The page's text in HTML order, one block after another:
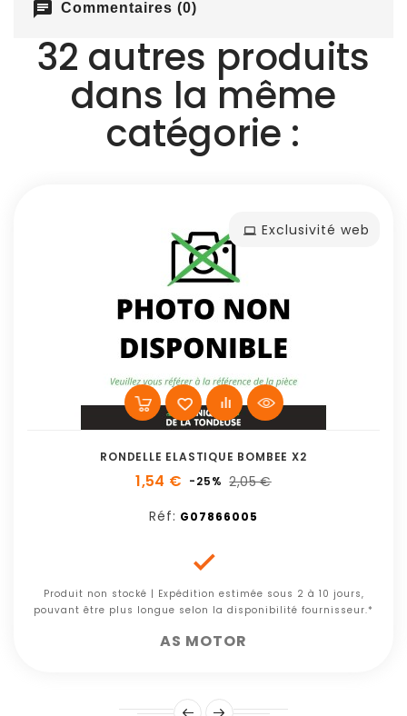
chat Commentaires (0)
32 autres produits
dans la même
catégorie :
Exclusivité web
RONDELLE ELASTIQUE BOMBEE X2
1,54 € -25% 2,05 €
Réf: G07866005

Produit non stocké | Expédition estimée sous 2 à 10 jours,
pouvant être plus longue selon la disponibilité fournisseur.*
AS MOTOR